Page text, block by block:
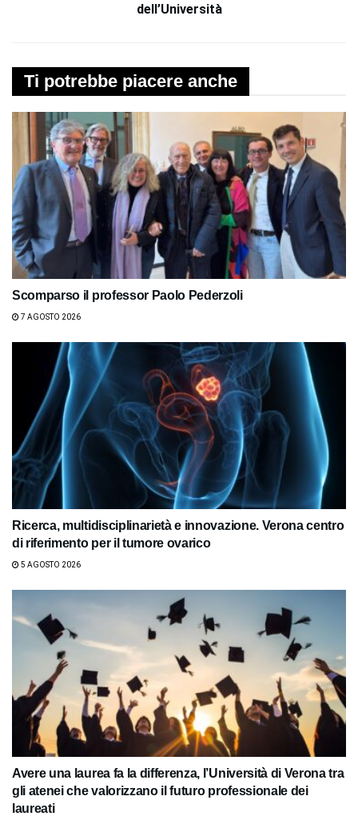
dell’Università
Ti potrebbe piacere anche
Scomparso il professor Paolo Pederzoli
7 AGOSTO 2026
Ricerca, multidisciplinarietà e innovazione. Verona centro
di riferimento per il tumore ovarico
5 AGOSTO 2026
Avere una laurea fa la differenza, l’Università di Verona tra
gli atenei che valorizzano il futuro professionale dei
laureati